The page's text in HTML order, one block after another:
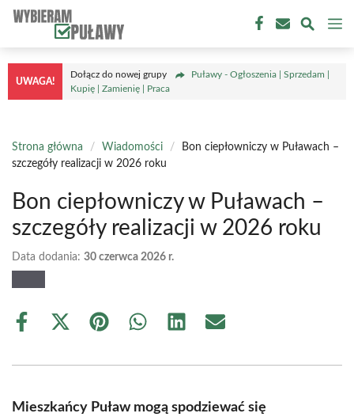
Przejdź
treści
UWAGA!
Dołącz do nowej grupy
Puławy - Ogłoszenia | Sprzedam |
Kupię | Zamienię | Praca
Strona główna / Wiadomości /
Bon ciepłowniczy w Puławach –
szczegóły realizacji w 2026 roku
Bon ciepłowniczy w Puławach –
szczegóły realizacji w 2026 roku
Data dodania: 30 czerwca 2026 r.
Share
Share
(Twitter)
Share Share Share Share
Mieszkańcy Puław mogą spodziewać się